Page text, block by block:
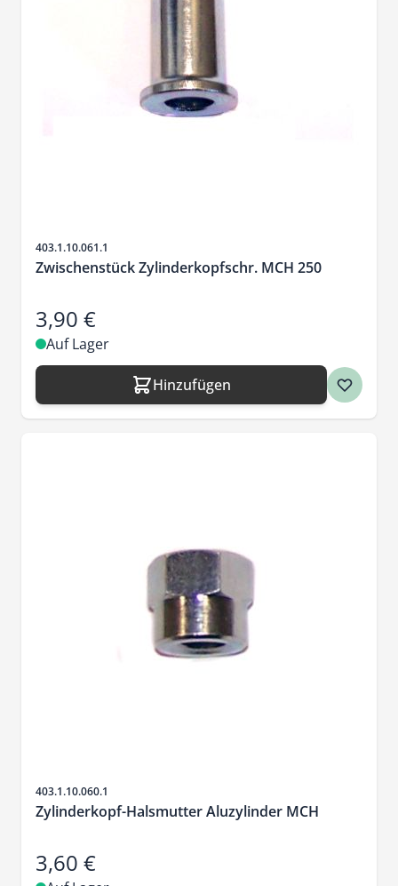
Artikelnr.
403.1.10.061.1
Zwischenstück Zylinderkopfschr. MCH 250
3,90 €
Auf Lager
Hinzufügen
Artikelnr.
403.1.10.060.1
Zylinderkopf-Halsmutter Aluzylinder MCH
3,60 €